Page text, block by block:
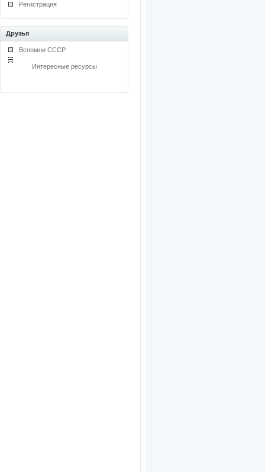
Регистрация
Друзья
Вспомни СССР
Интересные ресурсы